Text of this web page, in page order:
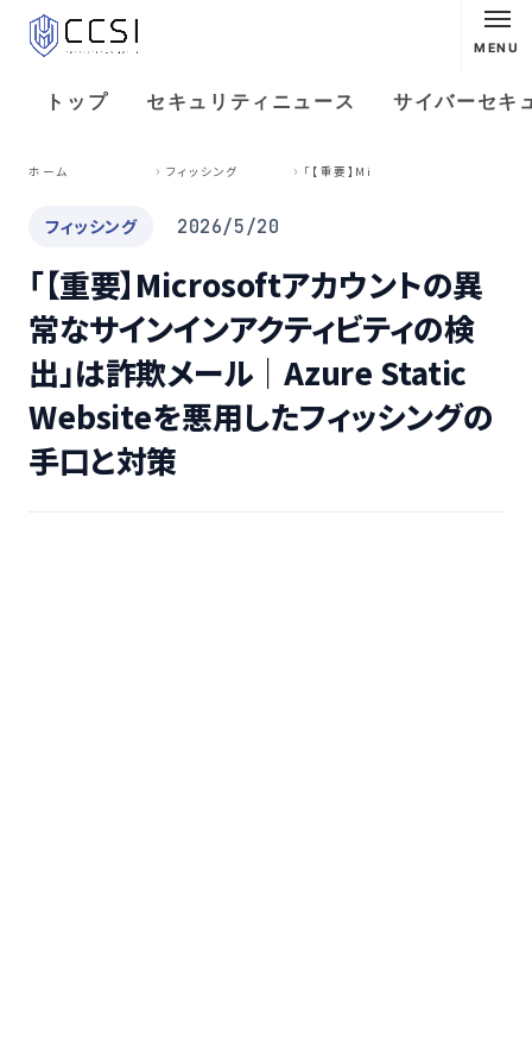
MENU
トップ セキュリティニュース サイバーセキ
ホーム フィッシング
フィッシング 2026/5/20
「【重要】Microsoftアカウントの異
常なサインインアクティビティの検
出」は詐欺メール｜Azure Static
Websiteを悪用したフィッシングの
手口と対策